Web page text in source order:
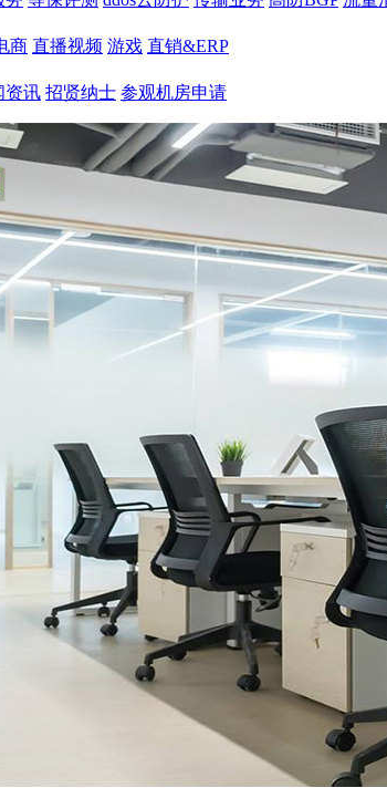
商 直播视频 游戏 直销&ERP
资讯 招贤纳士 参观机房申请